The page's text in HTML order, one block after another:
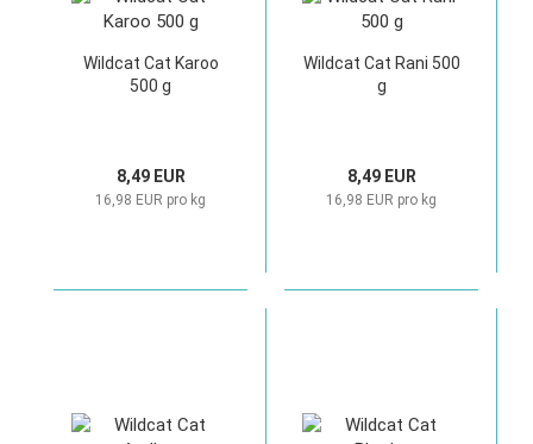
Wildcat Cat Karoo
500 g
8,49 EUR
16,98 EUR pro kg
Wildcat Cat Rani 500
g
8,49 EUR
16,98 EUR pro kg